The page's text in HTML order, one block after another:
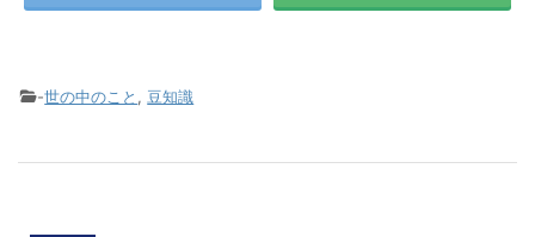
-世の中のこと , 豆知識